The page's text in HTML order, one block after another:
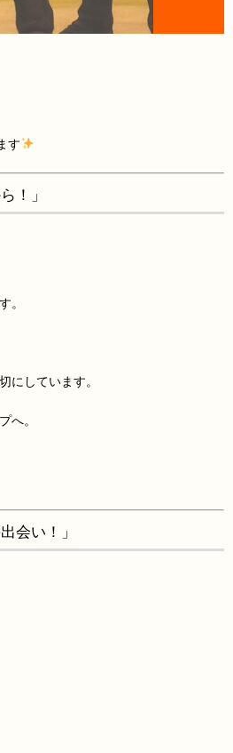
す
！」
。
にしています。
へ。
会い！」